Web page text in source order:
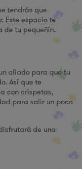
tendrás que
Este espacio te
tu pequeñín.
aliado para que tu
Así que te
con crispetas,
para salir un poco
de una